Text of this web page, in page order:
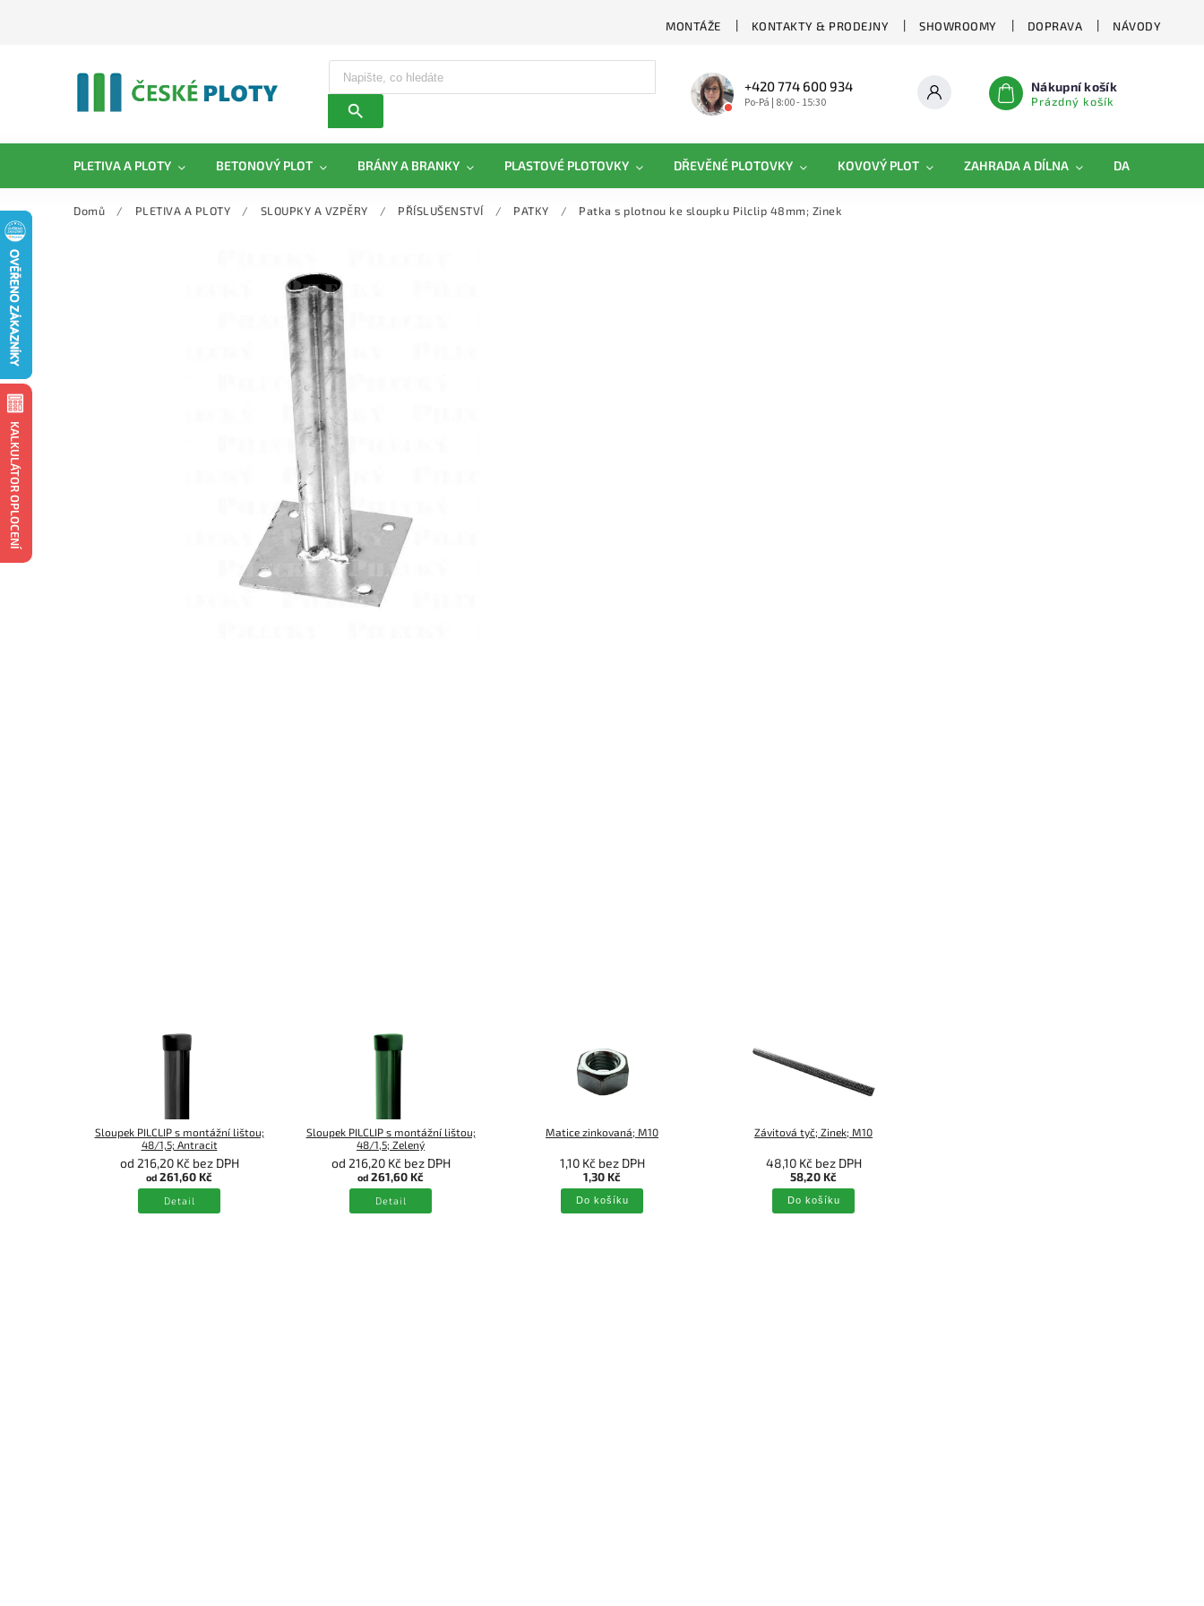
MONTÁŽE KONTAKTY & PRODEJNY SHOWROOMY DOPRAVA NÁVODY
+420 774 600 934
Po-Pá | 8:00 - 15:30
Nákupní košík
Prázdný košík
PLETIVA A PLOTY BETONOVÝ PLOT BRÁNY A BRANKY PLASTOVÉ PLOTOVKY DŘEVĚNÉ PLOTOVKY KOVOVÝ PLOT ZAHRADA A DÍLNA DAMIPLAST®
Domů / PLETIVA A PLOTY / SLOUPKY A VZPĚRY / PŘÍSLUŠENSTVÍ / PATKY / Patka s plotnou ke sloupku Pilclip 48mm; Zinek
Sloupek PILCLIP s montážní lištou;
48/1,5; Antracit
od 216,20 Kč bez DPH
od 261,60 Kč
Detail
Sloupek PILCLIP s montážní lištou;
48/1,5; Zelený
od 216,20 Kč bez DPH
od 261,60 Kč
Detail
Matice zinkovaná; M10
1,10 Kč bez DPH
1,30 Kč
Do košíku
Závitová tyč; Zinek; M10
48,10 Kč bez DPH
58,20 Kč
Do košíku
KALKULÁTOR OPLOCENÍ